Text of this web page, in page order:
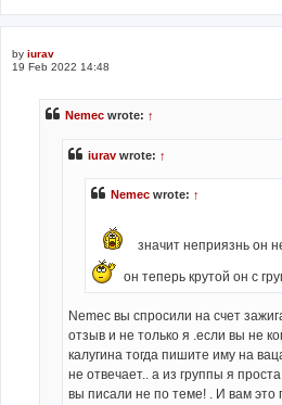
by iurav
19 Feb 2022 14:48
Nemec wrote: ↑
iurav wrote: ↑
Nemec wrote: ↑
значит неприязнь он
он теперь крутой он с
Nemec вы спросили на счет
отзыв и не только я .если вы не
калугина тогда пишите иму на
не отвечает.. а из группы я
вы писали не по теме! . И вам это